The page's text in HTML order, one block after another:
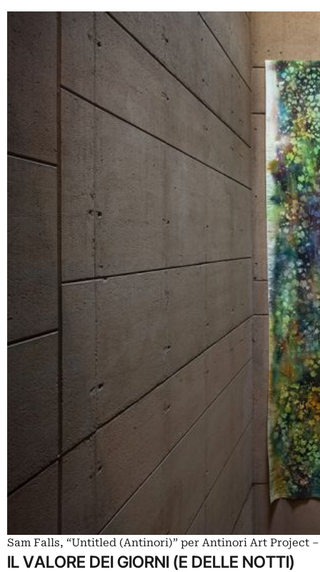
Sam Falls, “Untitled (Antinori)” per Antinori Art Project
IL VALORE DEI GIORNI (E DELLE NOTTI)